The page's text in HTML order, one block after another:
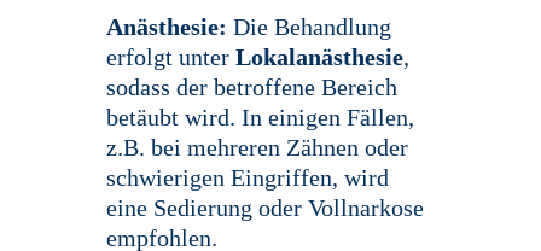
Anästhesie: Die Behandlung
erfolgt unter Lokalanästhesie,
sodass der betroffene Bereich
betäubt wird. In einigen Fällen,
z.B. bei mehreren Zähnen oder
schwierigen Eingriffen, wird
eine Sedierung oder Vollnarkose
empfohlen.